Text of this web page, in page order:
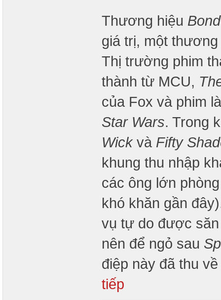
Thương hiệu Bond
giá trị, một
Thị trường phim
thành từ MCU,
của Fox và phim
Star Wars. Trong
Wick và Fifty
khung thu nhập
các ông lớn
khó khăn gần
vụ tự do được
nên để ngỏ sau
điệp này đã thu
tiếp